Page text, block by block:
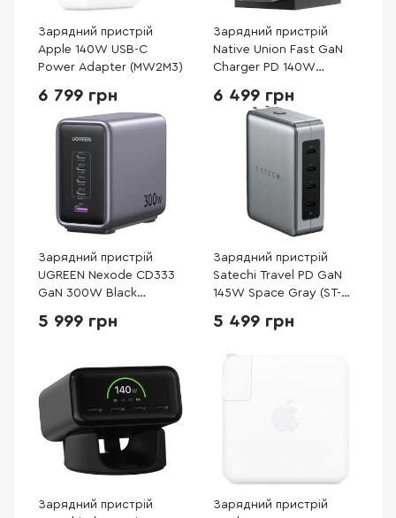
Зарядний пристрій
Apple 140W USB-C
Power Adapter (MW2M3)
6 799 грн
Зарядний пристрій
Native Union Fast GaN
Charger PD 140W
PD140-BLK-EU)
6 499 грн
Зарядний пристрій
UGREEN Nexode CD333
GaN 300W Black
5 999 грн
Зарядний пристрій
Satechi Travel PD GaN
145W Space Gray (ST-
5 499 грн
Зарядний пристрій
Зарядний пристрій